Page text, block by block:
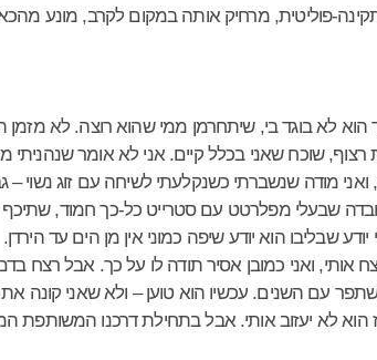
פוליטית, מרחיק אותה במקום לקרב, מונע
לא בוגד בי, שיתחרמן ממי שהוא רוצה. לא מזמן
רצוף, שוכח שאני בכלל קיים. אני לא אומר
מודה שנשברתי כשנקלעתי לשיחה עם זוג נשוי
שבעלי מפלרטט עם סטרייט כל-כך חמוד, שתיכף
שבליבו הוא יודע שיפה כמוני אין מן הים עד הירדן.
אותי, ואני כמובן אסיר תודה לו על כך. אבל רצח
עם השנים. עכשיו הוא טוען – ולא שאני קונה את
הוא לא יעזוב אותי. אבל בתחילת דרכנו המשותפת